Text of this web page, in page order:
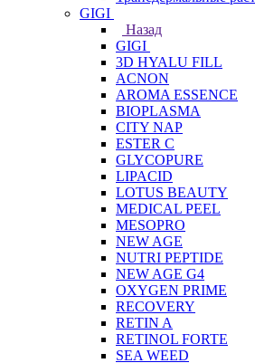
GIGI
Назад
GIGI
3D HYALU FILL
ACNON
AROMA ESSENCE
BIOPLASMA
CITY NAP
ESTER C
GLYCOPURE
LIPACID
LOTUS BEAUTY
MEDICAL PEEL
MESOPRO
NEW AGE
NUTRI PEPTIDE
NEW AGE G4
OXYGEN PRIME
RECOVERY
RETIN A
RETINOL FORTE
SEA WEED